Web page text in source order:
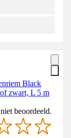
Black
zwart, L 5 m
beoordeeld.